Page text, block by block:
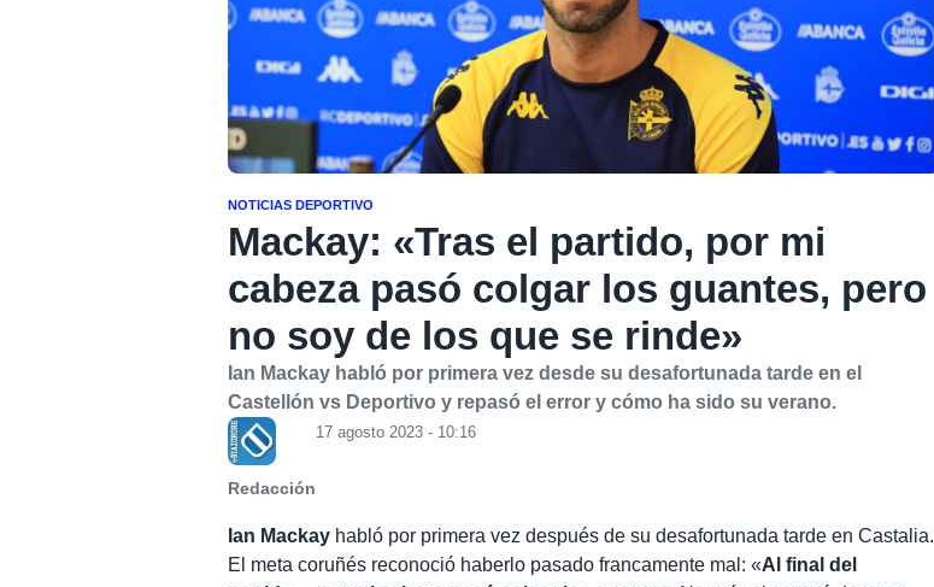
NOTICIAS DEPORTIVO
Mackay: «Tras el partido, por mi
cabeza pasó colgar los guantes, pero
no soy de los que se rinde»
Ian Mackay habló por primera vez desde su desafortunada tarde en el
Castellón vs Deportivo y repasó el error y cómo ha sido su verano.
Redacción
17 agosto 2023 - 10:16
Ian Mackay habló por primera vez después de su desafortunada tarde en Castalia.
El meta coruñés reconoció haberlo pasado francamente mal: «Al final del